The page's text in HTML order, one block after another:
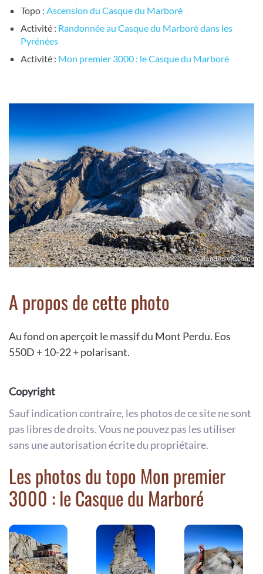
Topo : Ascension du Casque du Marboré
Activité : Randonnée au Casque du Marboré dans les
Pyrénées
Activité : Mon premier 3000 : le Casque du Marboré
A propos de cette photo
Au fond on aperçoit le massif du Mont Perdu. Eos
550D + 10-22 + polarisant.
Copyright
Sauf indication contraire, les photos de ce site ne sont
pas libres de droits. Vous ne pouvez pas les utiliser
sans une autorisation écrite du propriétaire.
Les photos du topo Mon premier
3000 : le Casque du Marboré